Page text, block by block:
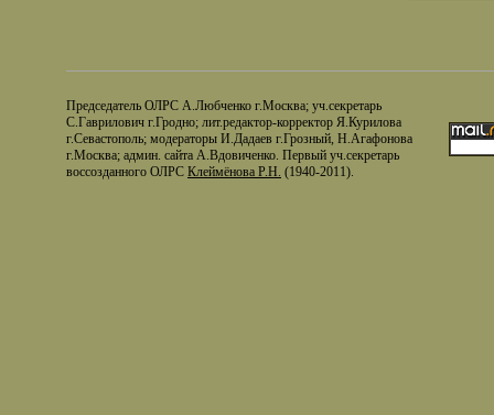
Председатель ОЛРС А.Любченко г.Москва; уч.секретарь
С.Гаврилович г.Гродно; лит.редактор-корректор Я.Курилова
г.Севастополь; модераторы И.Дадаев г.Грозный, Н.Агафонова
г.Москва; админ. сайта А.Вдовиченко. Первый уч.секретарь
воссозданного ОЛРС Клеймёнова Р.Н. (1940-2011).